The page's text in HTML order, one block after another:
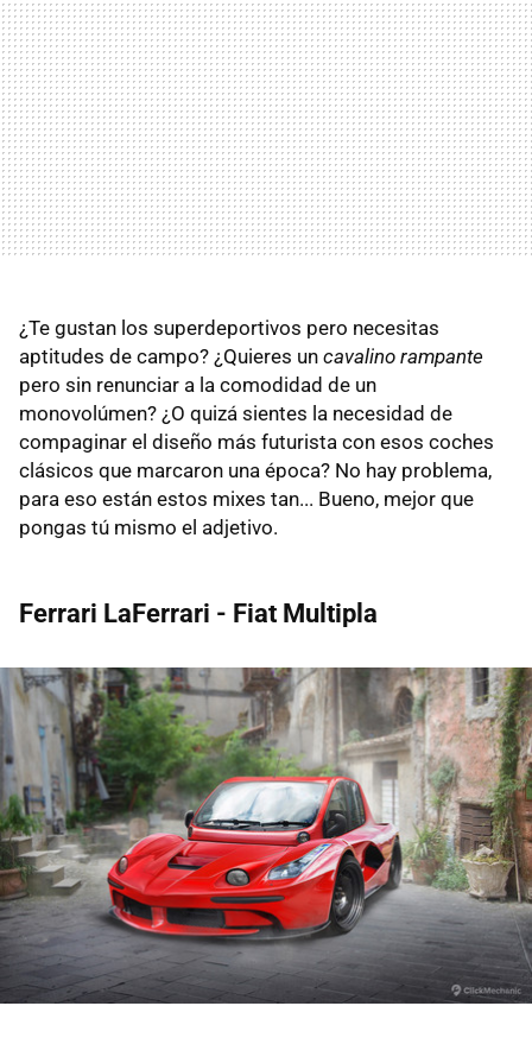
¿Te gustan los superdeportivos pero necesitas
aptitudes de campo? ¿Quieres un cavalino rampante
pero sin renunciar a la comodidad de un
monovolúmen? ¿O quizá sientes la necesidad de
compaginar el diseño más futurista con esos coches
clásicos que marcaron una época? No hay problema,
para eso están estos mixes tan... Bueno, mejor que
pongas tú mismo el adjetivo.
Ferrari LaFerrari - Fiat Multipla